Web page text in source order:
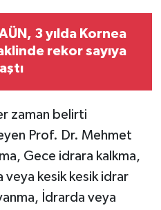
3 yılda Kornea
rekor sayıya
zaman belirti
Prof. Dr. Mehmet
Gece idrara kalkma,
veya kesik kesik idrar
İdrarda veya